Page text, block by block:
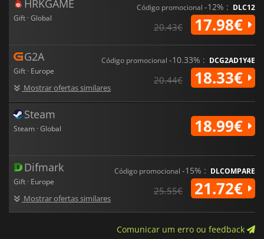
HRKGAME
Gift · Global
Código promocional -12% : DLC12
20.43€ 17.98€
G2A
Gift · Europe
Mostrar ofertas similares
Código promocional -10.33% : DCG2AD1Y4E
20.44€ 18.33€
Steam
Steam · Global 18.99€
Difmark
Gift · Europe
Mostrar ofertas similares
Código promocional -15% : DLCOMPARE
25.55€ 21.72€
Comunicar um erro ou feedback